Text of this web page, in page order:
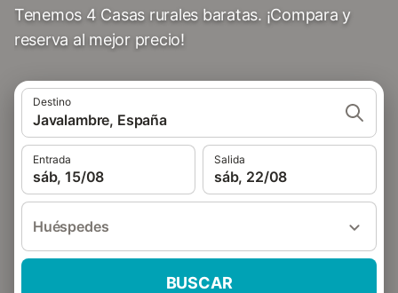
Tenemos 4 Casas rurales baratas. ¡Compara y
reserva al mejor precio!
Destino
Javalambre, España
Entrada
sáb, 15/08
Salida
sáb, 22/08
Huéspedes
BUSCAR